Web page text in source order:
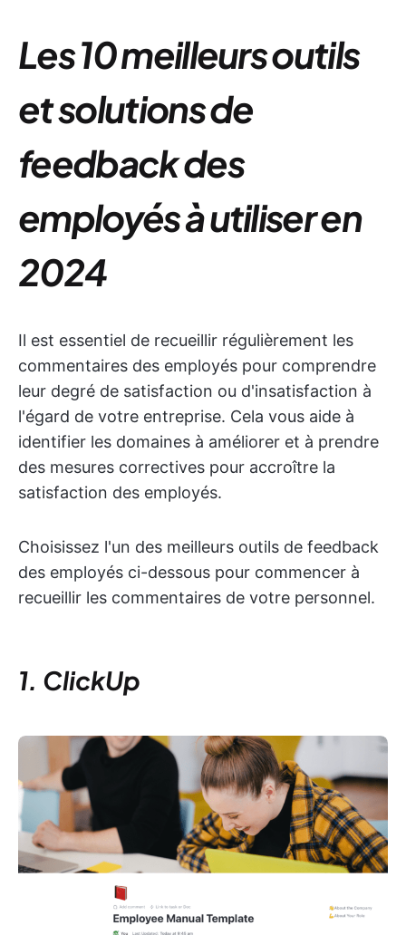
Les 10 meilleurs outils
et solutions de
feedback des
employés à utiliser en
2024
Il est essentiel de recueillir régulièrement les
commentaires des employés pour comprendre
leur degré de satisfaction ou d'insatisfaction à
l'égard de votre entreprise. Cela vous aide à
identifier les domaines à améliorer et à prendre
des mesures correctives pour accroître la
satisfaction des employés.
Choisissez l'un des meilleurs outils de feedback
des employés ci-dessous pour commencer à
recueillir les commentaires de votre personnel.
1. ClickUp